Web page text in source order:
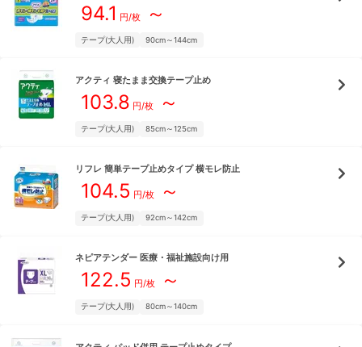
94.1 円/枚～
テープ(大人用) 90cm～144cm
アクティ 寝たまま交換テープ止め
103.8 円/枚～
テープ(大人用) 85cm～125cm
リフレ 簡単テープ止めタイプ 横モレ防止
104.5 円/枚～
テープ(大人用) 92cm～142cm
ネピアテンダー 医療・福祉施設向け用
122.5 円/枚～
テープ(大人用) 80cm～140cm